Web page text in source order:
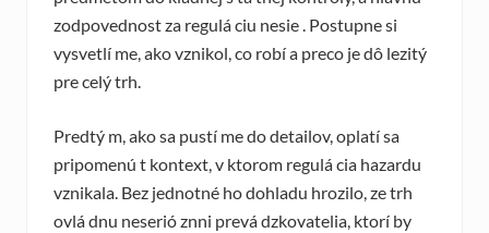
zodpovednost za regulá ciu nesie . Postupne si
vysvetlí me, ako vznikol, co robí a preco je dô lezitý
pre celý trh.
Predtý m, ako sa pustí me do detailov, oplatí sa
pripomenú t kontext, v ktorom regulá cia hazardu
vznikala. Bez jednotné ho dohladu hrozilo, ze trh
ovlá dnu neserió znni prevá dzkovatelia, ktorí by